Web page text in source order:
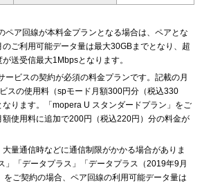
ペア回線が本料金プランとなる場合は、ペアとな
ご利用可能データ量は最大30GBまでとなり、超
送受信最大1Mbpsとなります。
ービスの契約が必須の料金プランです。記載の月
スの使用料（spモード月額300円分（税込330
なります。「mopera U スタンダードプラン」をご
使用料に追加で200円（税込220円）分の料金が
量通信時などに通信制限がかかる場合がありま
」「データプラス」「データプラス（2019年9月
をご契約の場合、ペア回線の利用可能データ量は